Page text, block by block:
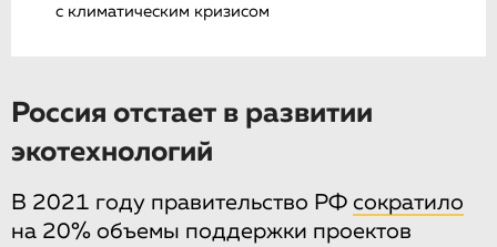
с климатическим кризисом
Россия отстает в развитии
экотехнологий
В 2021 году правительство РФ сократило
на 20% объемы поддержки проектов